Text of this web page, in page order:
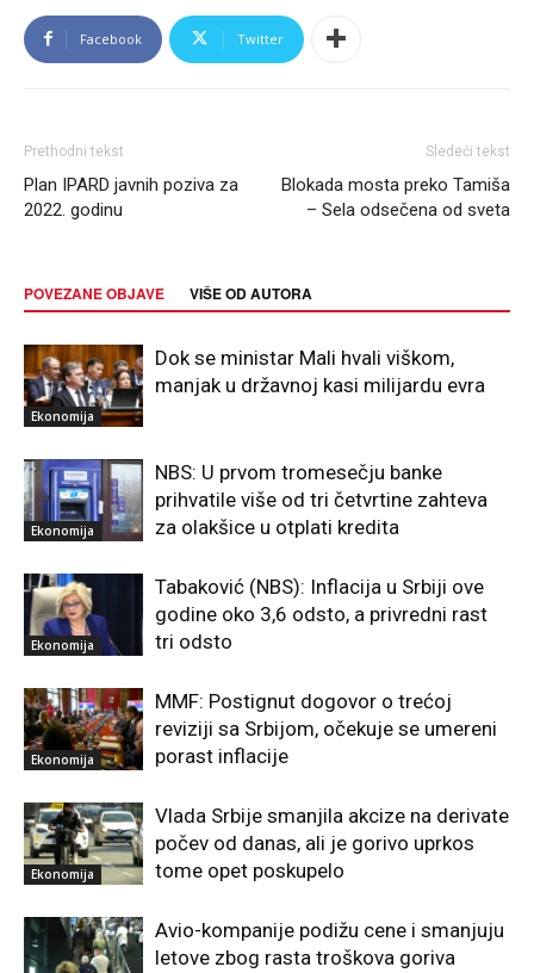
Facebook Twitter
Prethodni tekst
Plan IPARD javnih poziva za
2022. godinu
Sledeći tekst
Blokada mosta preko Tamiša
– Sela odsečena od sveta
POVEZANE OBJAVE VIŠE OD AUTORA
Ekonomija
Dok se ministar Mali hvali viškom,
manjak u državnoj kasi milijardu evra
Ekonomija
NBS: U prvom tromesečju banke
prihvatile više od tri četvrtine zahteva
za olakšice u otplati kredita
Ekonomija
Tabaković (NBS): Inflacija u Srbiji ove
godine oko 3,6 odsto, a privredni rast
tri odsto
Ekonomija
MMF: Postignut dogovor o trećoj
reviziji sa Srbijom, očekuje se umereni
porast inflacije
Ekonomija
Vlada Srbije smanjila akcize na derivate
počev od danas, ali je gorivo uprkos
tome opet poskupelo
Avio-kompanije podižu cene i smanjuju
letove zbog rasta troškova goriva